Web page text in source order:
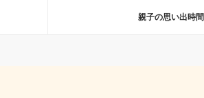
親子の思い出時間